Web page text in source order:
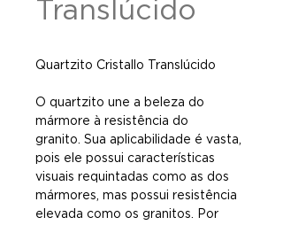
Translúcido
Quartzito Cristallo Translúcido
O quartzito une a beleza do
mármore à resistência do
granito. Sua aplicabilidade é vasta,
pois ele possui características
visuais requintadas como as dos
mármores, mas possui resistência
elevada como os granitos. Por